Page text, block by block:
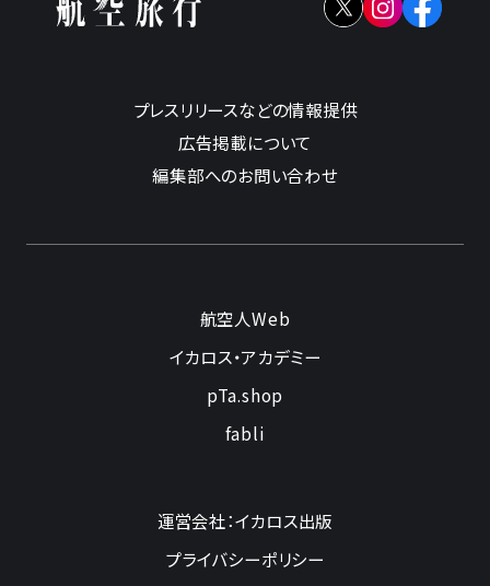
プレスリリースなどの情報提供
広告掲載について
編集部へのお問い合わせ
航空人Web
イカロス・アカデミー
pTa.shop
fabli
運営会社：イカロス出版
プライバシーポリシー